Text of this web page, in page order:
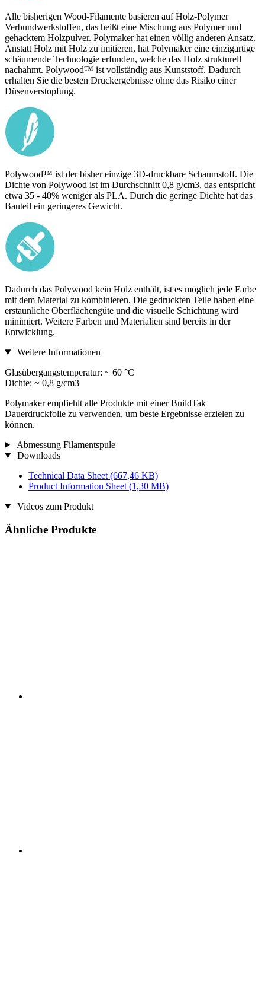
Alle bisherigen Wood-Filamente basieren auf Holz-Polymer
Verbundwerkstoffen, das heißt eine Mischung aus Polymer und
gehacktem Holzpulver. Polymaker hat einen völlig anderen Ansatz.
Anstatt Holz mit Holz zu imitieren, hat Polymaker eine einzigartige
schäumende Technologie erfunden, welche das Holz strukturell
nachahmt. Polywood™ ist vollständig aus Kunststoff. Dadurch
erhalten Sie die besten Druckergebnisse ohne das Risiko einer
Düsenverstopfung.
Polywood™ ist der bisher einzige 3D-druckbare Schaumstoff. Die
Dichte von Polywood ist im Durchschnitt 0,8 g/cm3, das entspricht
etwa 35 - 40% weniger als PLA. Durch die geringe Dichte hat das
Bauteil ein geringeres Gewicht.
Dadurch das Polywood kein Holz enthält, ist es möglich jede Farbe
mit dem Material zu kombinieren. Die gedruckten Teile haben eine
erstaunliche Oberflächengüte und die visuelle Schichtung wird
minimiert. Weitere Farben und Materialien sind bereits in der
Entwicklung.
Weitere Informationen
Glasübergangstemperatur: ~ 60 °C
Dichte: ~ 0,8 g/cm3
Polymaker empfiehlt alle Produkte mit einer BuildTak
Dauerdruckfolie zu verwenden, um beste Ergebnisse erzielen zu
können.
Abmessung Filamentspule
Downloads
Technical Data Sheet (667,46 KB)
Product Information Sheet (1,30 MB)
Videos zum Produkt
Ähnliche Produkte